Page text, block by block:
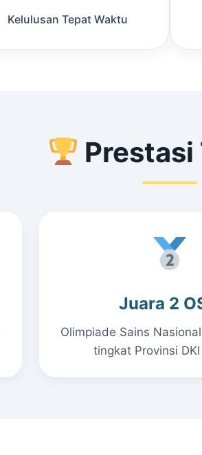
Kelulusan Tepat Waktu
Prestasi
Juara 2
Olimpiade Sains
tingkat Provinsi